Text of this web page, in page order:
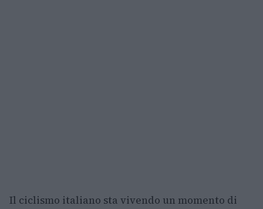
Il ciclismo italiano sta vivendo un momento di